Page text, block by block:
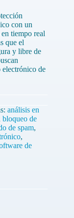
con un
tiempo real
que el
y libre de
electrónico de
análisis en
bloqueo de
de spam,
,
de